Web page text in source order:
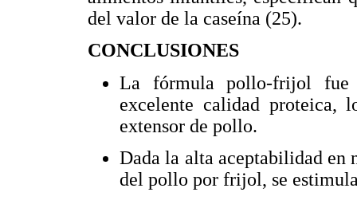
del valor de la caseína (25).
CONCLUSIONES
La fórmula pollo-frijol fue
excelente calidad
extensor de pollo.
Dada la alta aceptabilidad en
del pollo por frijol, se